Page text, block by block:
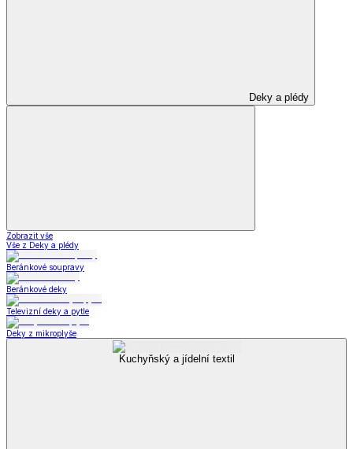
Deky a plédy
Zobrazit vše
Vše z Deky a plédy
Beránkové soupravy
Beránkové deky
Televizní deky a pytle
Deky z mikroplyše
Kuchyňský a jídelní textil